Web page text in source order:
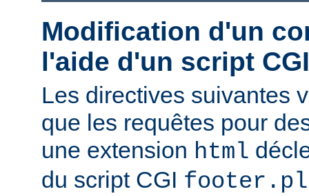
Modification d'un
l'aide d'un script CGI
Les directives suivantes
que les requêtes pour
une extension html
du script CGI footer.pl